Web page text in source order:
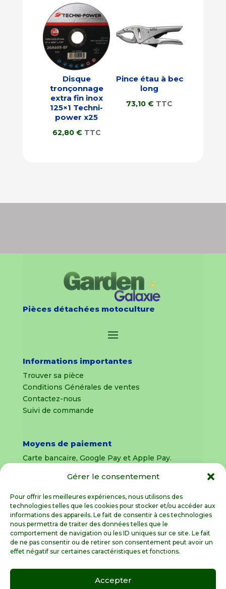
Gérer le consentement
Pour offrir les meilleures expériences, nous utilisons des
technologies telles que les cookies pour stocker et/ou accéder aux
informations des appareils. Le fait de consentir à ces technologies
nous permettra de traiter des données telles que le
comportement de navigation ou les ID uniques sur ce site. Le fait
de ne pas consentir ou de retirer son consentement peut avoir un
effet négatif sur certaines caractéristiques et fonctions.
Accepter
Disque
tronçonnage
extra fin inox
125×1 Techni-
power x25
62,80 € TTC
Pince étau à bec
long
73,10€ TTC
Pièces détachées motoculture
Informations importantes
Trouver sa pièce
Conditions Générales de ventes
Contactez-nous
Suivi de commande
Moyens de paiement
Carte bancaire, Google Pay et Apple Pay.
uniquement
Livraison sous 8 jours pour les pièces
détachées
Livraisons sous 15 jours pour les outillages de
jardin (sous réserve de stock disponible)